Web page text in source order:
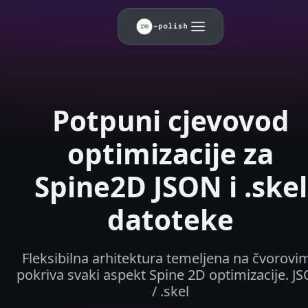
Potpuni cjevovod
optimizacije za
Spine2D JSON i .skel
datoteke
Fleksibilna arhitektura temeljena na
pokriva svaki aspekt Spine 2D optimizacije.
/ .skel